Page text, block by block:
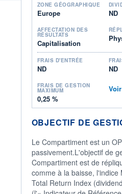
ZONE GÉOGRAPHIQUE
Europe ND
AFFECTATION DES
RÉSULTATS
Capitalisation
FRAIS D'ENTRÉE
ND ND
FRAIS DE GESTION
MAXIMUM
0,25 %
OBJECTIF DE
Le Compartiment est un
passivement.L'objectif de
Compartiment est de
comme à la baisse, l'indice
Total Return Index